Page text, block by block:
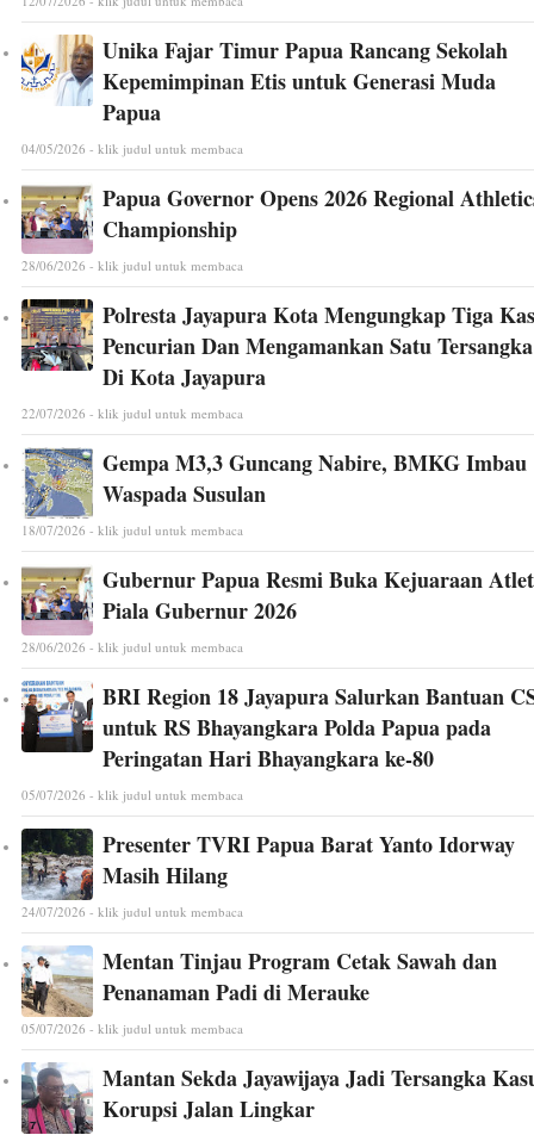
Unika Fajar Timur Papua Rancang Sekolah
Kepemimpinan Etis untuk Generasi Muda
Papua
04/05/2026 - klik judul untuk membaca
Papua Governor Opens 2026 Regional
Championship
28/06/2026 - klik judul untuk membaca
Polresta Jayapura Kota Mengungkap Tiga
Pencurian Dan Mengamankan Satu Tersangka
Di Kota Jayapura
22/07/2026 - klik judul untuk membaca
Gempa M3,3 Guncang Nabire, BMKG Imbau
Waspada Susulan
18/07/2026 - klik judul untuk membaca
Gubernur Papua Resmi Buka Kejuaraan
Piala Gubernur 2026
28/06/2026 - klik judul untuk membaca
BRI Region 18 Jayapura Salurkan Bantuan
untuk RS Bhayangkara Polda Papua pada
Peringatan Hari Bhayangkara ke-80
05/07/2026 - klik judul untuk membaca
Presenter TVRI Papua Barat Yanto Idorway
Masih Hilang
24/07/2026 - klik judul untuk membaca
Mentan Tinjau Program Cetak Sawah dan
Penanaman Padi di Merauke
05/07/2026 - klik judul untuk membaca
Mantan Sekda Jayawijaya Jadi Tersangka
Korupsi Jalan Lingkar